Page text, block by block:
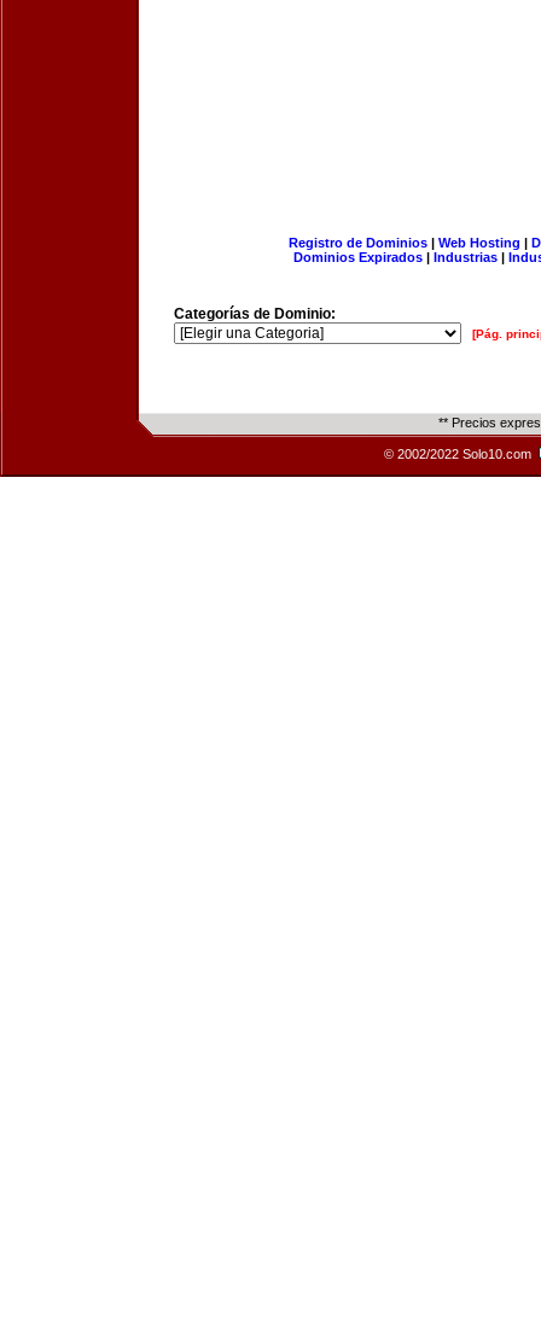
Registro de Dominios| Web Hosting |
Dominios Expirados | Industrias |
Categorías de Dominio:
[Pág.
** Precios
© 2002/2022 Solo10.com